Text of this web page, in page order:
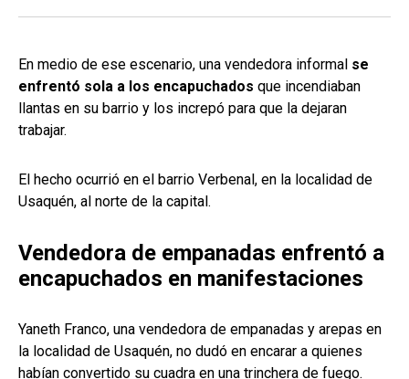
En medio de ese escenario, una vendedora informal se
enfrentó sola a los encapuchados que incendiaban
llantas en su barrio y los increpó para que la dejaran
trabajar.
El hecho ocurrió en el barrio Verbenal, en la localidad de
Usaquén, al norte de la capital.
Vendedora de empanadas enfrentó a
encapuchados en manifestaciones
Yaneth Franco, una vendedora de empanadas y arepas en
la localidad de Usaquén, no dudó en encarar a quienes
habían convertido su cuadra en una trinchera de fuego.